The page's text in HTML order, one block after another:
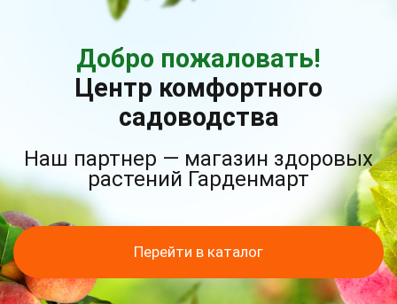
Добро пожаловать!
Центр комфортного
садоводства
Наш партнер — магазин здоровых
растений Гарденмарт
Перейти в каталог